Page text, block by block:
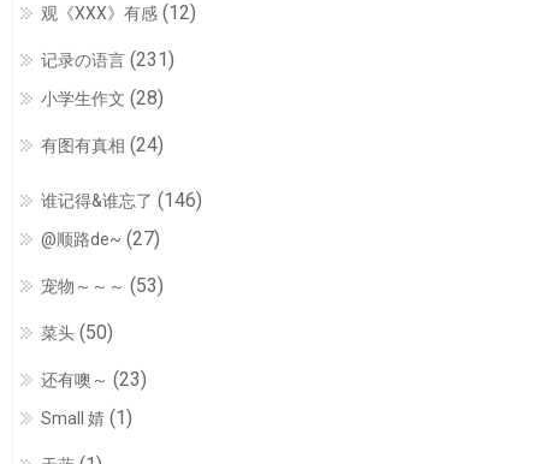
观《XXX》有感 (12)
记录の语言 (231)
小学生作文 (28)
有图有真相 (24)
谁记得&谁忘了 (146)
@顺路de~ (27)
宠物～～～ (53)
菜头 (50)
还有噢～ (23)
Small 婧 (1)